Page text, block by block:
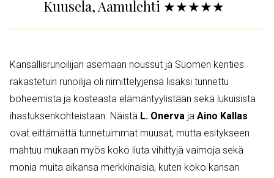
Kuusela, Aamulehti ★★★★★
Kansallisrunoilijan asemaan noussut ja Suomen kenties
rakastetuin runoilija oli riimittelyjensä lisäksi tunnettu
boheemista ja kosteasta elämäntyylistään sekä lukuisista
ihastuksenkohteistaan. Näistä L. Onerva ja Aino Kallas
ovat eittämättä tunnetuimmat muusat, mutta esitykseen
mahtuu mukaan myös koko liuta vihittyjä vaimoja sekä
monia muita aikansa merkkinaisia, kuten koko kansan